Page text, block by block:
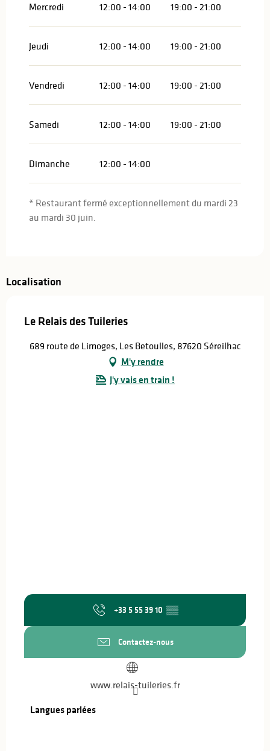
Mercredi 12:00 - 14:00 19:00 - 21:00
Jeudi 12:00 - 14:00 19:00 - 21:00
Vendredi 12:00 - 14:00 19:00 - 21:00
Samedi 12:00 - 14:00 19:00 - 21:00
Dimanche 12:00 - 14:00
* Restaurant fermé exceptionnellement du mardi 23
au mardi 30 juin.
Localisation
Le Relais des Tuileries
689 route de Limoges, Les Betoulles, 87620 Séreilhac
M'y rendre
J'y vais en train !
+33 5 55 39 10 ▒▒
Contactez-nous
www.relais-tuileries.fr
Langues parlées
Langues parlées